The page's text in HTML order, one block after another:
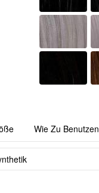
Wie Zu Benutzen